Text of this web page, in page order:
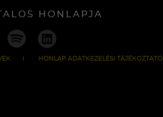
HONLAPJA
HONLAP ADATKEZELÉSI TÁJÉKOZTATÓ